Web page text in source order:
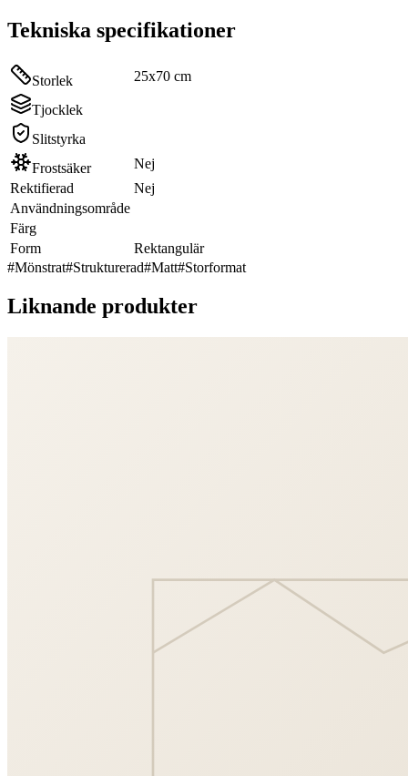
Tekniska specifikationer
Storlek 25x70 cm
Tjocklek
Slitstyrka
Frostsäker
Nej
Rektifierad
Nej
Användningsområde
Färg
Form
Rektangulär
#Mönstrat#Strukturerad#Matt#Storformat
Liknande produkter